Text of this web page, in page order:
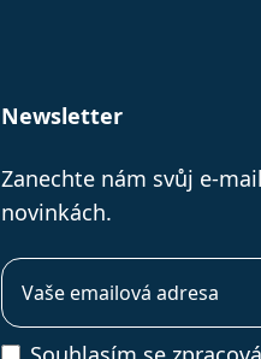
Newsletter
Zanechte nám svůj e-
novinkách.